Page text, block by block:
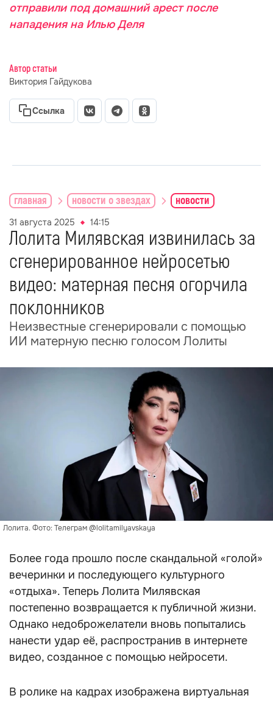
отправили под домашний арест после
нападения на Илью Деля
Автор статьи
Виктория Гайдукова
Ссылка
главная новости о звездах новости
31 августа 2025 14:15
Лолита Милявская извинилась за
сгенерированное нейросетью
видео: матерная песня огорчила
поклонников
Неизвестные сгенерировали с помощью
ИИ матерную песню голосом Лолиты
Лолита. Фото: Телеграм @lolitamilyavskaya
Более года прошло после скандальной «голой»
вечеринки и последующего культурного
«отдыха». Теперь Лолита Милявская
постепенно возвращается к публичной жизни.
Однако недоброжелатели вновь попытались
нанести удар её, распространив в интернете
видео, созданное с помощью нейросети.
В ролике на кадрах изображена виртуальная